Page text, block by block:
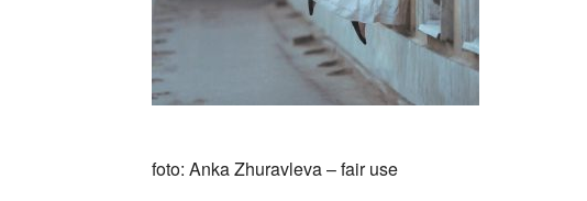
foto: Anka Zhuravleva – fair use